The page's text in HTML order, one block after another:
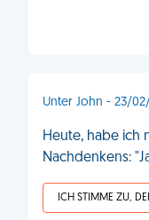
Unter John - 23/
Heute, habe ich
Nachdenkens: